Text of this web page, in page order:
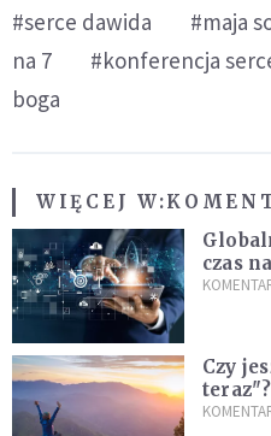
#serce dawida
#maja
na 7
#konferencja
boga
WIĘCEJ W:
czas
Czy
teraz"?